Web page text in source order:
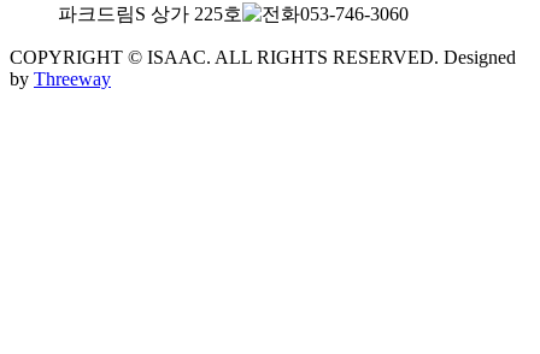
파크드림S 상가 225호
053-746-3060
COPYRIGHT © ISAAC. ALL RIGHTS RESERVED. Designed
by Threeway